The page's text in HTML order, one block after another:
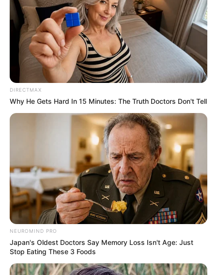
DIRECTMAX
Why He Gets Hard In 15 Minutes: The Truth Doctors Don't Tell
NEUROMIND PRO
Japan's Oldest Doctors Say Memory Loss Isn't Age: Just
Stop Eating These 3 Foods